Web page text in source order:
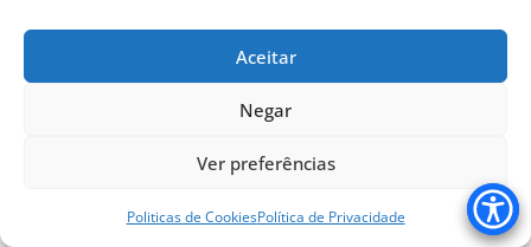
Aceitar
Negar
Ver preferências
Politicas de CookiesPolítica de Privacidade
existentes nos valores das aposentadorias e
pensões igualando aos valores de
fator previdenciário;
5- Criar a secretaria Nacional da pessoa
da pessoa idosa em âmbito municipal,